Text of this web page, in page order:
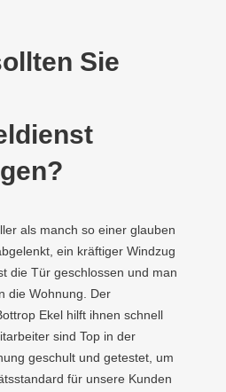
Sie
als manch so einer glauben
ein kräftiger Windzug
die Tür geschlossen und man
die Wohnung. Der
Ekel hilft ihnen schnell
sind Top in der
geschult und getestet, um
für unsere Kunden